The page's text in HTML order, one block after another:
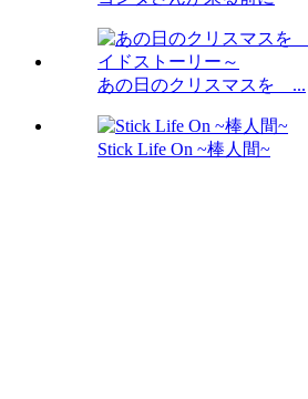
あの日のクリスマスを ...
Stick Life On ~棒人間~